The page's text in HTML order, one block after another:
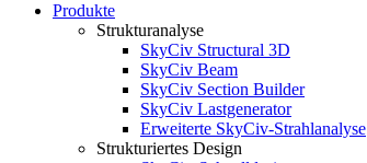
Produkte
Strukturanalyse
SkyCiv Structural 3D
SkyCiv Beam
SkyCiv Section Builder
SkyCiv Lastgenerator
Erweiterte SkyCiv-Strahlanalyse
Strukturiertes Design